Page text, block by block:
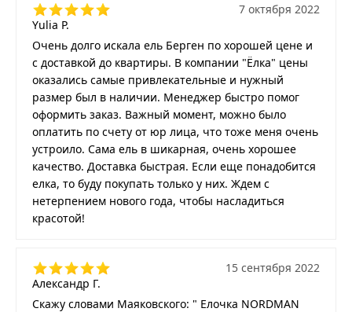
Yulia P.
7 октября 2022
Очень долго искала ель Берген по хорошей цене и
с доставкой до квартиры. В компании "Ёлка" цены
оказались самые привлекательные и нужный
размер был в наличии. Менеджер быстро помог
оформить заказ. Важный момент, можно было
оплатить по счету от юр лица, что тоже меня очень
устроило. Сама ель в шикарная, очень хорошее
качество. Доставка быстрая. Если еще понадобится
елка, то буду покупать только у них. Ждем с
нетерпением нового года, чтобы насладиться
красотой!
Александр Г.
15 сентября 2022
Скажу словами Маяковского: " Елочка NORDMAN